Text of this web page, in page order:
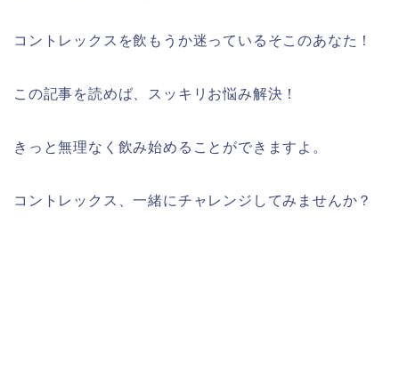
コントレックスを飲もうか迷っているそこのあなた！
この記事を読めば、スッキリお悩み解決！
きっと無理なく飲み始めることができますよ。
コントレックス、一緒にチャレンジしてみませんか？